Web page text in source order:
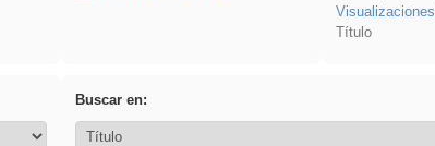
Visualizaciones
Título
Buscar en: